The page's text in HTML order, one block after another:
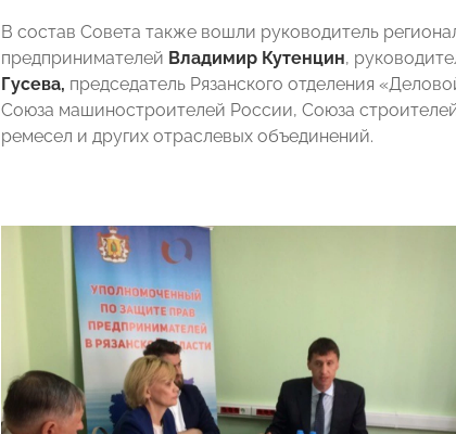
В состав Совета также вошли руководитель
предпринимателей Владимир Кутенцин,
Гусева, председатель Рязанского отделения
Союза машиностроителей России, Союза
ремесел и других отраслевых объединений.